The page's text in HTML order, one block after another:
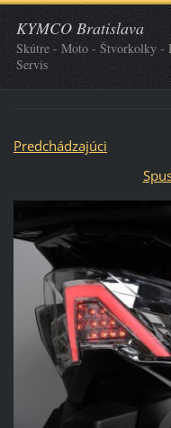
KYMCO Bratislava
Skútre - Moto - Štvorkolky -
Servis
Predchádzajúci